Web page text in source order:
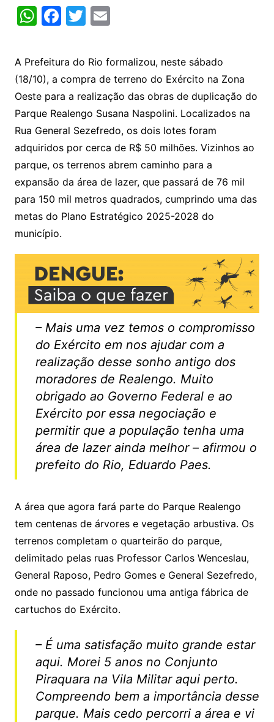
W
at
s
A
p
p
F
c
e
b
o
o
k
T
itt
er
E
ai
l
A Prefeitura do Rio formalizou, neste sábado
(18/10), a compra de terreno do Exército na Zona
Oeste para a realização das obras de duplicação do
Parque Realengo Susana Naspolini. Localizados na
Rua General Sezefredo, os dois lotes foram
adquiridos por cerca de R$ 50 milhões. Vizinhos ao
parque, os terrenos abrem caminho para a
expansão da área de lazer, que passará de 76 mil
para 150 mil metros quadrados, cumprindo uma das
metas do Plano Estratégico 2025-2028 do
município.
– Mais uma vez temos o compromisso
do Exército em nos ajudar com a
realização desse sonho antigo dos
moradores de Realengo. Muito
obrigado ao Governo Federal e ao
Exército por essa negociação e
permitir que a população tenha uma
área de lazer ainda melhor – afirmou o
prefeito do Rio, Eduardo Paes.
A área que agora fará parte do Parque Realengo
tem centenas de árvores e vegetação arbustiva. Os
terrenos completam o quarteirão do parque,
delimitado pelas ruas Professor Carlos Wenceslau,
General Raposo, Pedro Gomes e General Sezefredo,
onde no passado funcionou uma antiga fábrica de
cartuchos do Exército.
– É uma satisfação muito grande estar
aqui. Morei 5 anos no Conjunto
Piraquara na Vila Militar aqui perto.
Compreendo bem a importância desse
parque. Mais cedo percorri a área e vi